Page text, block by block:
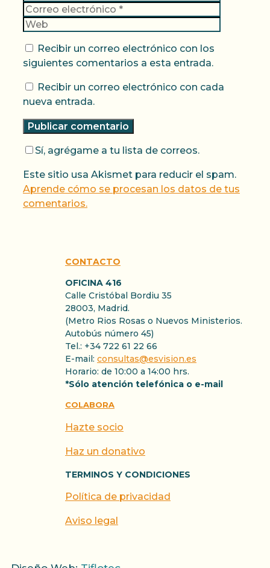
Recibir un correo electrónico con los
siguientes comentarios a esta entrada.
Recibir un correo electrónico con cada
nueva entrada.
Sí, agrégame a tu lista de correos.
Este sitio usa Akismet para reducir el spam.
Aprende cómo se procesan los datos de tus
comentarios.
CONTACTO
OFICINA 416
Calle Cristóbal Bordiu 35
28003, Madrid.
(Metro Rios Rosas o Nuevos Ministerios.
Autobús número 45)
Tel.: +34 722 61 22 66
E-mail: consultas@esvision.es
Horario: de 10:00 a 14:00 hrs.
*Sólo atención telefónica o e-mail
COLABORA
Hazte socio
Haz un donativo
TERMINOS Y CONDICIONES
Política de privacidad
Aviso legal